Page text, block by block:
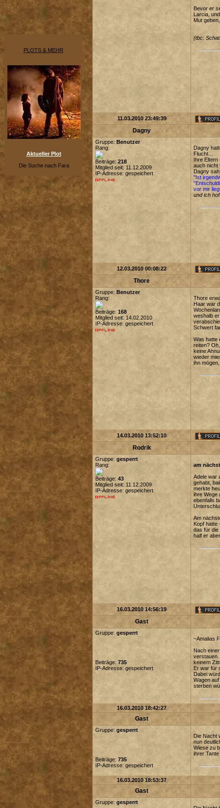
PLOTS & MEHR
Aktueller Plot
Die Suche nach Fara
Bevor er
Larcia,
Mut
(tbc:
11.03.2010 23:49:39
Dagny
Gruppe: Benutzer
Rang:
Beiträge: 218
Mitglied seit: 11.12.2009
IP-Adresse: gespeichert
Dagny
Flucht...
Ihre Eltern
auch nicht
Dagny
"Ist
vor mir
und ich
12.03.2010 00:08:22
Thore
Gruppe: Benutzer
Rang:
Beiträge: 168
Mitglied seit: 14.02.2010
IP-Adresse: gespeichert
Thore
Haar war
weshalb
Schwert
Was hatte
reiten?
keine
wieder
ihn
14.03.2010 13:52:10
Rodrik
Gruppe: gesperrt
Rang:
Beiträge: 43
Mitglied seit: 11.12.2009
IP-Adresse: gespeichert
am
Adele war
gehabt,
merkte
ihre Wege
ebenfalls
Am
Kopf hatte
das für die
half er
16.03.2010 14:56:19
Gast
Gruppe: gesperrt
Beiträge: 735
IP-Adresse: gespeichert
~Amalias
Nach
verstauen.
keinem
Er war für
Dabei
Wagen
sterben
16.03.2010 18:42:27
Gast
Gruppe: gesperrt
Beiträge: 735
IP-Adresse: gespeichert
Die Nacht
nun
Wiese zu
ihrer
16.03.2010 18:53:37
Gast
Gruppe: gesperrt